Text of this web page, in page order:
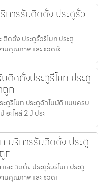
การรับติดตั้ง ประตูรั้ว
ติดตั้ง ประตูรั้วรีโมท ประตู
นคุณภาพ และ รวดเร็
ติดตั้งประตูรีโมท ประตู
ถูก
ตูรีโมท ประตูอัตโนมัติ แบบครบ
อะไหล่ 2 ปี ประ
บริการรับติดตั้ง ประตู
ก
ละ ติดตั้ง ประตูรั้วรีโมท ประตู
นคุณภาพ และ รวดเ